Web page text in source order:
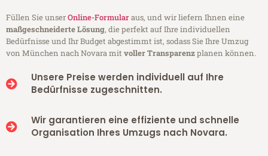
Füllen Sie unserOnline-Formularaus, und wir liefern Ihnen eine
maßgeschneiderte Lösung, die perfekt auf Ihre individuellen
Bedürfnisse und Ihr Budget abgestimmt ist, sodass Sie Ihre Umzug
von München nach Novara mitvoller Transparenzplanen können.
Unsere Preise werden individuell auf Ihre
Bedürfnisse zugeschnitten.
Wir garantieren eine effiziente und schnelle
Organisation Ihres Umzugs nach Novara.